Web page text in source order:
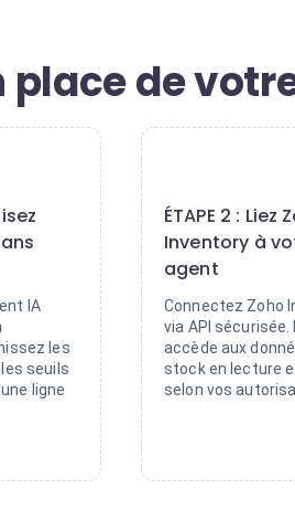
place de
IA
les
seuils
ligne
ÉTAPE 2 : Liez
Inventory à
agent
Connectez Zoho
via API sécurisée.
accède aux
stock en lecture
selon vos